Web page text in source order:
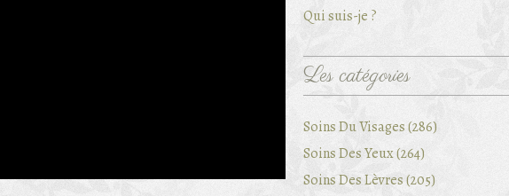
Qui suis-je ?
Les catégories
Soins Du Visages (286)
Soins Des Yeux (264)
Soins Des Lèvres (205)